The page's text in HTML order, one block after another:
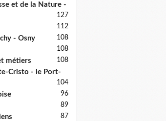
et de la Nature -
127
112
- Osny 108
108
métiers 108
Cristo - le Port-
104
96
89
87